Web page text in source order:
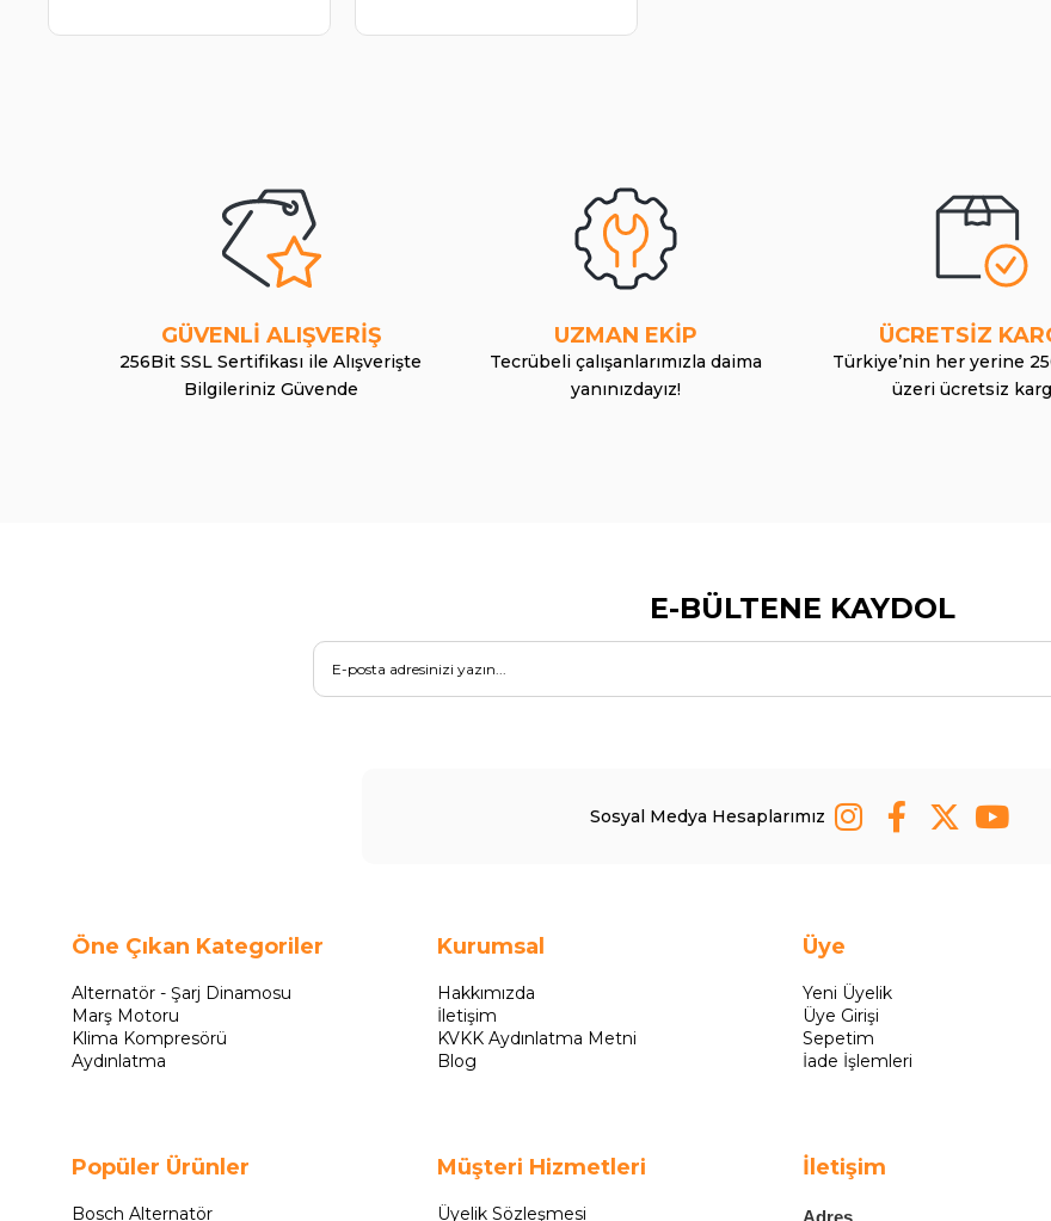
GÜVENLİ ALIŞVERİŞ
256Bit SSL Sertifikası ile Alışverişte
Bilgileriniz Güvende
UZMAN EKİP
Tecrübeli çalışanlarımızla daima
yanınızdayız!
ÜCRETSİZ
Türkiye’nin her yerine
üzeri ücretsiz
E-BÜLTENE KAYDOL
Sosyal Medya Hesaplarımız
Öne Çıkan Kategoriler
Alternatör - Şarj Dinamosu
Marş Motoru
Klima Kompresörü
Aydınlatma
Popüler Ürünler
Bosch Alternatör
Kurumsal
Hakkımızda
İletişim
KVKK Aydınlatma Metni
Blog
Müşteri Hizmetleri
Üyelik Sözleşmesi
Üye
Yeni Üyelik
Üye Girişi
Sepetim
İade İşlemleri
İletişim
Adres